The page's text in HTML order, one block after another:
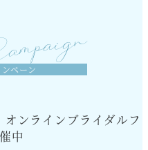
ペーン
ンラインブライダルフ
中